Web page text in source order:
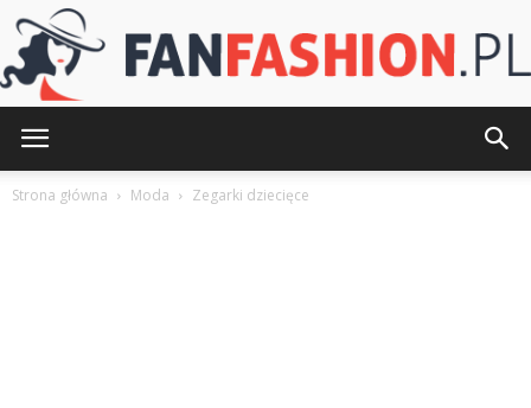
Strona główna Moda Zegarki dziecięce